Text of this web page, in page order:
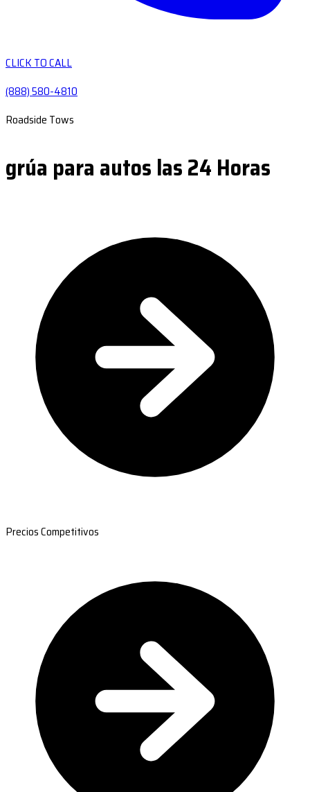
CLICK TO CALL
(888) 580-4810
Roadside Tows
grúa para autos las 24 Horas
Precios Competitivos